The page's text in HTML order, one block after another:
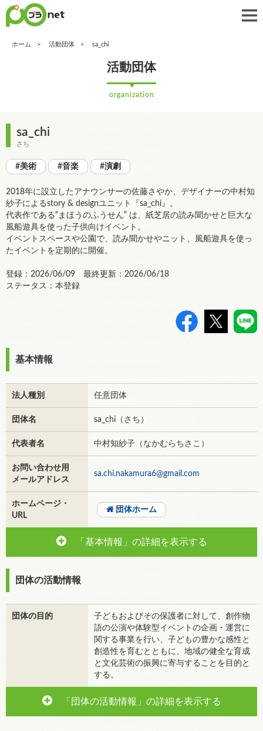
ホーム 活動団体 sa_chi
活動団体
organization
sa_chi
さち
#美術 #音楽 #演劇
2018年に設立したアナウンサーの佐藤さやか、デザイナーの中村知
紗子によるstory & designユニット『sa_chi』。
代表作である“まほうのふうせん” は、紙芝居の読み聞かせと巨大な
風船遊具を使った子供向けイベント。
イベントスペースや公園で、読み聞かせやニット、風船遊具を使っ
たイベントを定期的に開催。
登録：2026/06/09 最終更新：2026/06/18
ステータス：本登録
基本情報
法人種別 任意団体
団体名 sa_chi（さち）
代表者名 中村知紗子（なかむらちさこ）
お問い合わせ用
メールアドレス
sa.chi.nakamura6@gmail.com
ホームページ・
URL
団体ホーム
「基本情報」の詳細を表示する
団体の活動情報
団体の目的
子どもおよびその保護者に対して、創作物
語の公演や体験型イベントの企画・運営に
関する事業を行い、子どもの豊かな感性と
創造性を育むとともに、地域の健全な育成
と文化芸術の振興に寄与することを目的と
する。
「団体の活動情報」の詳細を表示する